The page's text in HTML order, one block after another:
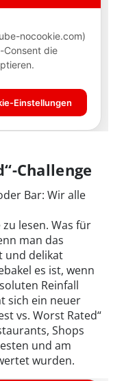
Challenge
Bar: Wir alle
lesen. Was für
man das
und delikat
es ist, wenn
Reinfall
sich ein neuer
vs. Worst Rated“
Shops
und am
wurden.